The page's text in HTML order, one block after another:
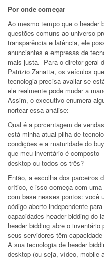
Por onde começar
Ao mesmo tempo que o header
questões comuns ao universo
transparência e latência, ele
anunciantes e empresas de
mais justa. Para o diretor-geral
Patrizio Zanatta, os veículos
tecnologia precisa avaliar se
ele realmente pode mudar a
Assim, o executivo enumera
nortear essa análise:
Qual é a porcentagem de
está minha atual pilha de
condições e a maturidade do
que meu inventário é composto
desktop ou todos os três?
Então, a escolha dos parceiros
crítico, e isso começa com
com base nesses pontos: você
código aberto independente
capacidades header bidding do
header bidding abre o
seus servidores têm
A sua tecnologia de header
desktop (ou seja, vídeo, mobile